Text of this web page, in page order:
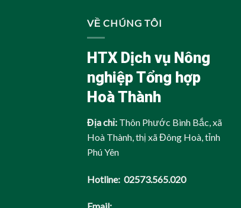
VỀ CHÚNG TÔI
HTX Dịch vụ Nông
nghiệp Tổng hợp
Hoà Thành
Địa chỉ: Thôn Phước Bình Bắc, xã
Hoà Thành, thị xã Đông Hoà, tỉnh
Phú Yên
Hotline: 02573.565.020